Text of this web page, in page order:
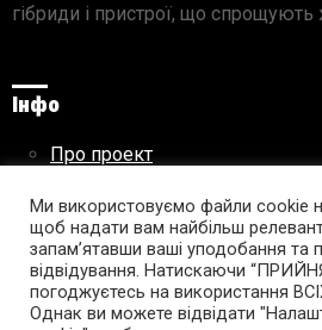
гібриди і пристрої, що спрощують
Інфо
Про проект
Правила використання
Підпишись на AutoGeek!
Ми використовуємо файли cookie
щоб надати вам найбільш
запам’ятавши ваші уподобання
відвідування. Натискаючи
погоджуєтесь на використання
Однак ви можете відвідати